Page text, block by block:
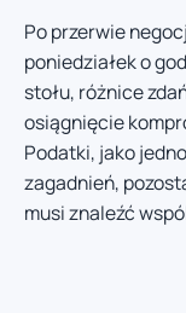
Po przerwie
poniedziałek o
stołu, różnice
osiągnięcie
Podatki, jako
zagadnień,
musi znaleźć